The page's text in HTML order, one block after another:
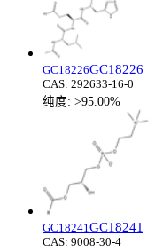
GC18226GC18226
CAS: 292633-16-0
纯度: >95.00%
GC18241GC18241
CAS: 9008-30-4